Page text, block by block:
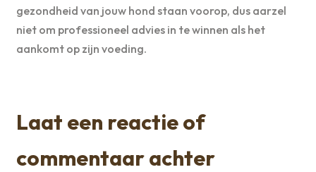
gezondheid van jouw hond staan voorop, dus aarzel
niet om professioneel advies in te winnen als het
aankomt op zijn voeding.
Laat een reactie of
commentaar achter